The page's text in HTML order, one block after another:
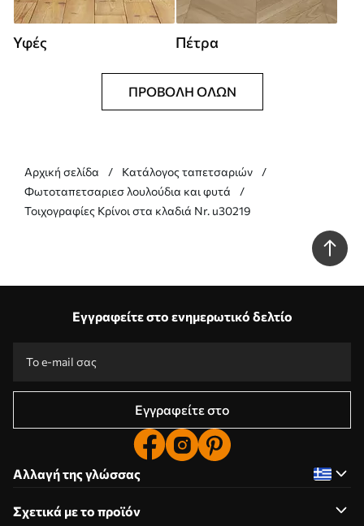
Υφές Πέτρα
ΠΡΟΒΟΛΉ ΌΛΩΝ
Αρχική σελίδα
Κατάλογος ταπετσαριών
Φωτοταπετσαριεσ λουλούδια και φυτά
Τοιχογραφίες Κρίνοι στα κλαδιά Nr. u30219
Εγγραφείτε στο ενημερωτικό δελτίο
Εγγραφείτε στο
Αλλαγή της γλώσσας
Σχετικά με το προϊόν